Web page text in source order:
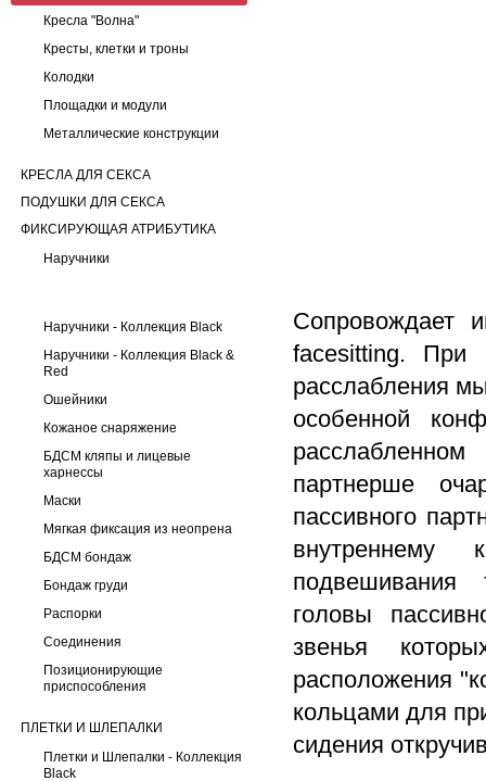
Кресла "Волна"
Кресты, клетки и троны
Колодки
Площадки и модули
Металлические конструкции
КРЕСЛА ДЛЯ СЕКСА
ПОДУШКИ ДЛЯ СЕКСА
ФИКСИРУЮЩАЯ АТРИБУТИКА
Наручники
Наручники - Коллекция Black
Наручники - Коллекция Black &
Red
Ошейники
Кожаное снаряжение
БДСМ кляпы и лицевые
харнессы
Маски
Мягкая фиксация из неопрена
БДСМ бондаж
Бондаж груди
Распорки
Соединения
Позиционирующие
приспособления
ПЛЕТКИ И ШЛЕПАЛКИ
Плетки и Шлепалки - Коллекция
Black
Сопровождает
facesitting. При
расслабления
особенной
партнерше
пассивного
внутреннему
подвешивания
головы
звенья
расположения
кольцами для
сидения